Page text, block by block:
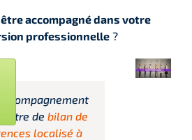
être accompagné dans votre
professionnelle?
de bilan de
localisé à